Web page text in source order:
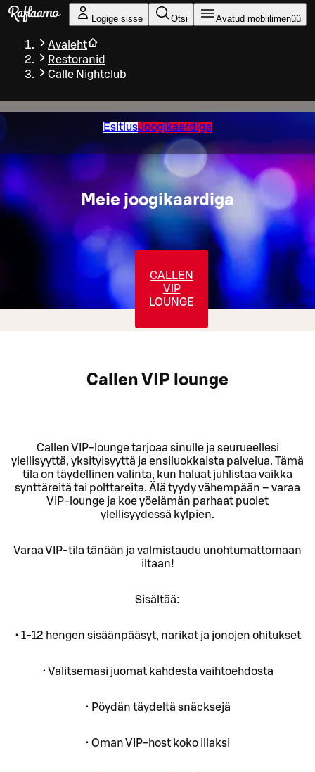
Liigu peamise sisu juurde
Logige sisse Otsi Avatud mobiilimenüü
Avaleht
Restoranid
Calle Nightclub
EsitlusJoogikaardiga
Meie joogikaardiga
CALLEN
VIP
LOUNGE
Callen VIP lounge
Callen VIP-lounge tarjoaa sinulle ja seurueellesi
ylellisyyttä, yksityisyyttä ja ensiluokkaista palvelua. Tämä
tila on täydellinen valinta, kun haluat juhlistaa vaikka
synttäreitä tai polttareita. Älä tyydy vähempään – varaa
VIP-lounge ja koe yöelämän parhaat puolet
ylellisyydessä kylpien.
Varaa VIP-tila tänään ja valmistaudu unohtumattomaan
iltaan!
Sisältää:
• 1-12 hengen sisäänpääsyt, narikat ja jonojen ohitukset
• Valitsemasi juomat kahdesta vaihtoehdosta
• Pöydän täydeltä snäcksejä
• Oman VIP-host koko illaksi